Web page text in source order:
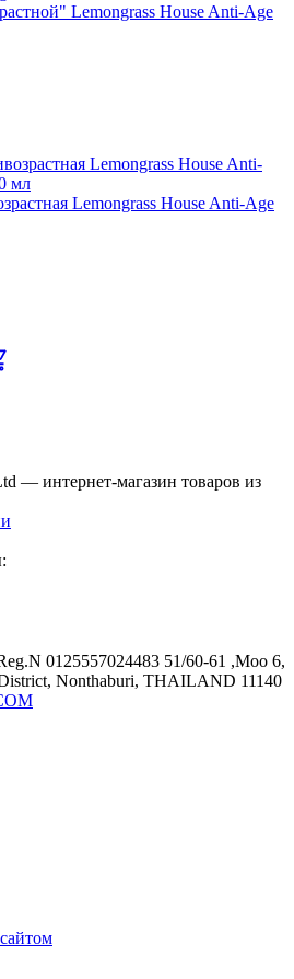
Lemongrass House Anti-Age
Lemongrass House Anti-Age
— интернет-магазин товаров из
0125557024483 51/60-61 ,Moo 6,
Nonthaburi, THAILAND 11140